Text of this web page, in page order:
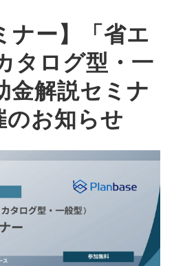
ナー】「省エ
タログ型・一
金解説セミナ
のお知らせ